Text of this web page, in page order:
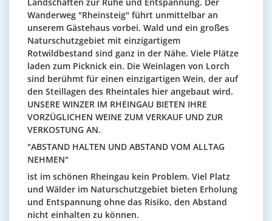
Wanderweg "Rheinsteig" führt unmittelbar an
unserem Gästehaus vorbei. Wald und ein großes
Naturschutzgebiet mit einzigartigem
Rotwildbestand sind ganz in der Nähe. Viele Plätze
laden zum Picknick ein. Die Weinlagen von Lorch
sind berühmt für einen einzigartigen Wein, der auf
den Steillagen des Rheintales hier angebaut wird.
UNSERE WINZER IM RHEINGAU BIETEN IHRE
VORZÜGLICHEN WEINE ZUM VERKAUF UND ZUR
VERKOSTUNG AN.
"ABSTAND HALTEN UND ABSTAND VOM ALLTAG
NEHMEN"
ist im schönen Rheingau kein Problem. Viel Platz
und Wälder im Naturschutzgebiet bieten Erholung
und Entspannung ohne das Risiko, den Abstand
nicht einhalten zu können.